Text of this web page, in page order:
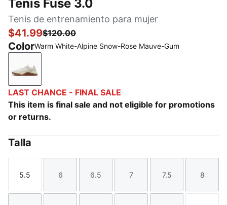
Tenis Fuse 3.0
Tenis de entrenamiento para mujer
$41.99$120.00
ColorWarm White-Alpine Snow-Rose Mauve-Gum
Warm White-Alpine Snow-Rose Mauve-Gum
LAST CHANCE - FINAL SALE
This item is final sale and not eligible for promotions
or returns.
Talla
Talla
5.5
Talla
6
Talla
6.5
Talla
7
Talla
7.5
Talla
8